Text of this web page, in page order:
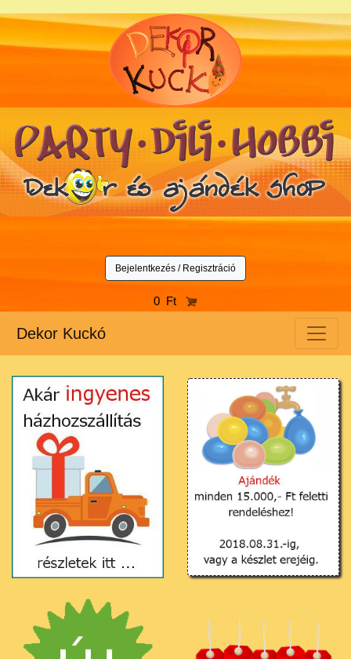
Bejelentkezés / Regisztráció
0 Ft
Dekor Kuckó